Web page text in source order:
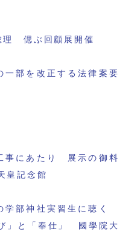
理 偲ぶ回顧展開催
一部を改正する法律案要
事にあたり 展示の御料
皇記念館
学部神社実習生に聴く
」と「奉仕」 國學院大